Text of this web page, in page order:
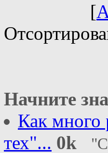
[
Начните
Как много
тех"... 0k